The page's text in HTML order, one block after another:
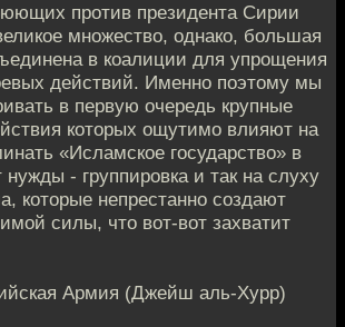
против президента Сирии
множество, однако, большая
в коалиции для упрощения
действий. Именно поэтому мы
в первую очередь крупные
которых ощутимо влияют на
«Исламское государство» в
нужды - группировка и так на слуху
которые непрестанно создают
силы, что вот-вот захватит
Армия (Джейш аль-Хурр)